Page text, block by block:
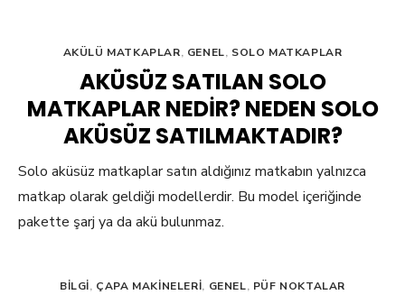
AKÜLÜ MATKAPLAR, GENEL, SOLO MATKAPLAR
AKÜSÜZ SATILAN SOLO
MATKAPLAR NEDIR? NEDEN SOLO
AKÜSÜZ SATILMAKTADIR?
Solo aküsüz matkaplar satın aldığınız matkabın yalnızca
matkap olarak geldiği modellerdir. Bu model içeriğinde
pakette şarj ya da akü bulunmaz.
BILGI, ÇAPA MAKINELERI, GENEL, PÜF NOKTALAR